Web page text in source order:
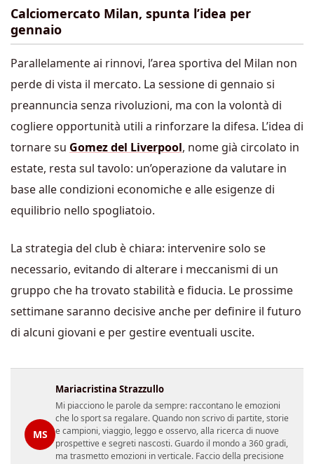
Calciomercato Milan, spunta l’idea per
gennaio
Parallelamente ai rinnovi, l’area sportiva del Milan non
perde di vista il mercato. La sessione di gennaio si
preannuncia senza rivoluzioni, ma con la volontà di
cogliere opportunità utili a rinforzare la difesa. L’idea di
tornare su Gomez del Liverpool, nome già circolato in
estate, resta sul tavolo: un’operazione da valutare in
base alle condizioni economiche e alle esigenze di
equilibrio nello spogliatoio.
La strategia del club è chiara: intervenire solo se
necessario, evitando di alterare i meccanismi di un
gruppo che ha trovato stabilità e fiducia. Le prossime
settimane saranno decisive anche per definire il futuro
di alcuni giovani e per gestire eventuali uscite.
MS
Mariacristina Strazzullo
Mi piacciono le parole da sempre: raccontano le emozioni
che lo sport sa regalare. Quando non scrivo di partite, storie
e campioni, viaggio, leggo e osservo, alla ricerca di nuove
prospettive e segreti nascosti. Guardo il mondo a 360 gradi,
ma trasmetto emozioni in verticale. Faccio della precisione